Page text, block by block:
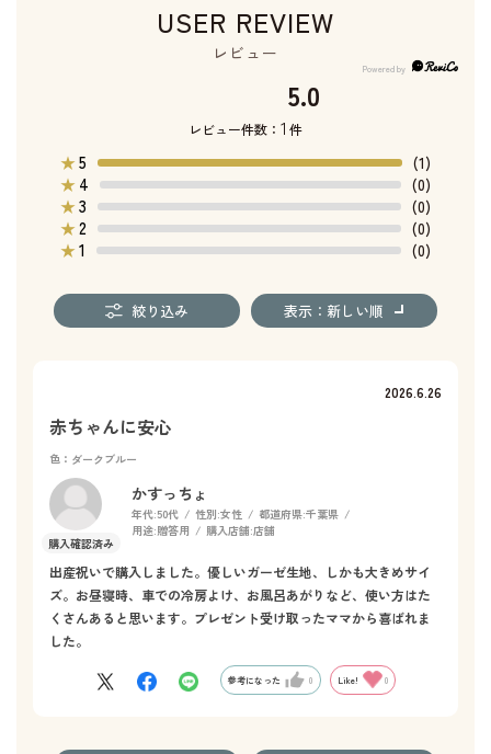
USER REVIEW
レビュー
5.0
レビュー件数： 1 件
★5
(1)
★ 4
(0)
★3
(0)
★2
(0)
★1 (0)
絞り込み 表示：新しい順
2026.6.26
赤ちゃんに安心
色：ダークブルー
かすっちょ
年代:50代 性別:女性 都道府県:千葉県
用途:贈答用 購入店舗:店舗
出産祝いで購入しました。優しいガーゼ生地、しかも大きめサイ
ズ。お昼寝時、車での冷房よけ、お風呂あがりなど、使い方はた
くさんあると思います。プレゼント受け取ったママから喜ばれま
した。
参考になった 0 Like! 0